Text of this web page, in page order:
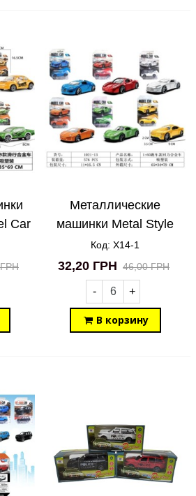
Car
Металлические
машинки Metal Style
X14-1
Код: X14-1
32,20 ГРН 46,00 ГРН
- +
В корзину